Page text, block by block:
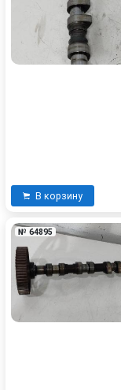
В корзину
№ 64895